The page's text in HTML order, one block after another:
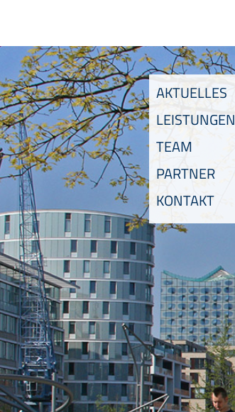
AKTUELLES
LEISTUNGEN
TEAM
PARTNER
KONTAKT